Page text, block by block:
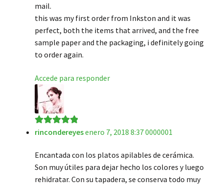
mail.
this was my first order from Inkston and it was
perfect, both the items that arrived, and the free
sample paper and the packaging, i definitely going
to order again.
Accede para responder
Valorado en5
rincondereyesenero 7, 2018 8:37 0000001
Encantada con los platos apilables de cerámica.
Son muy útiles para dejar hecho los colores y luego
rehidratar. Con su tapadera, se conserva todo muy